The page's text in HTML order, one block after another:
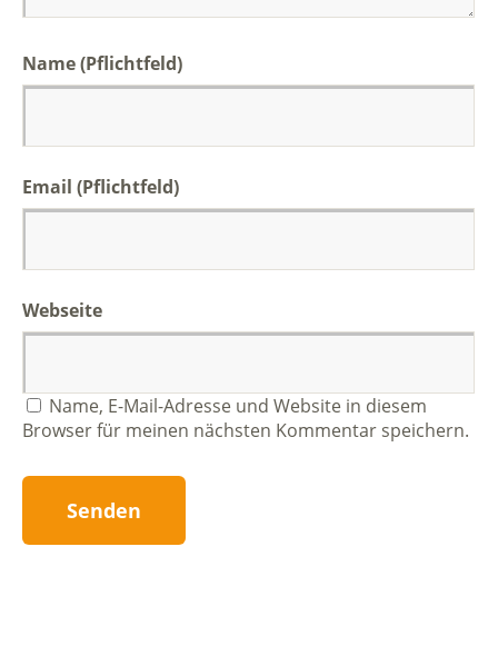
Name (Pflichtfeld)
Email (Pflichtfeld)
Webseite
Name, E-Mail-Adresse und Website in diesem
Browser für meinen nächsten Kommentar speichern.